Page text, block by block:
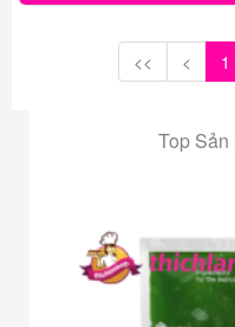
<< < 1
Top